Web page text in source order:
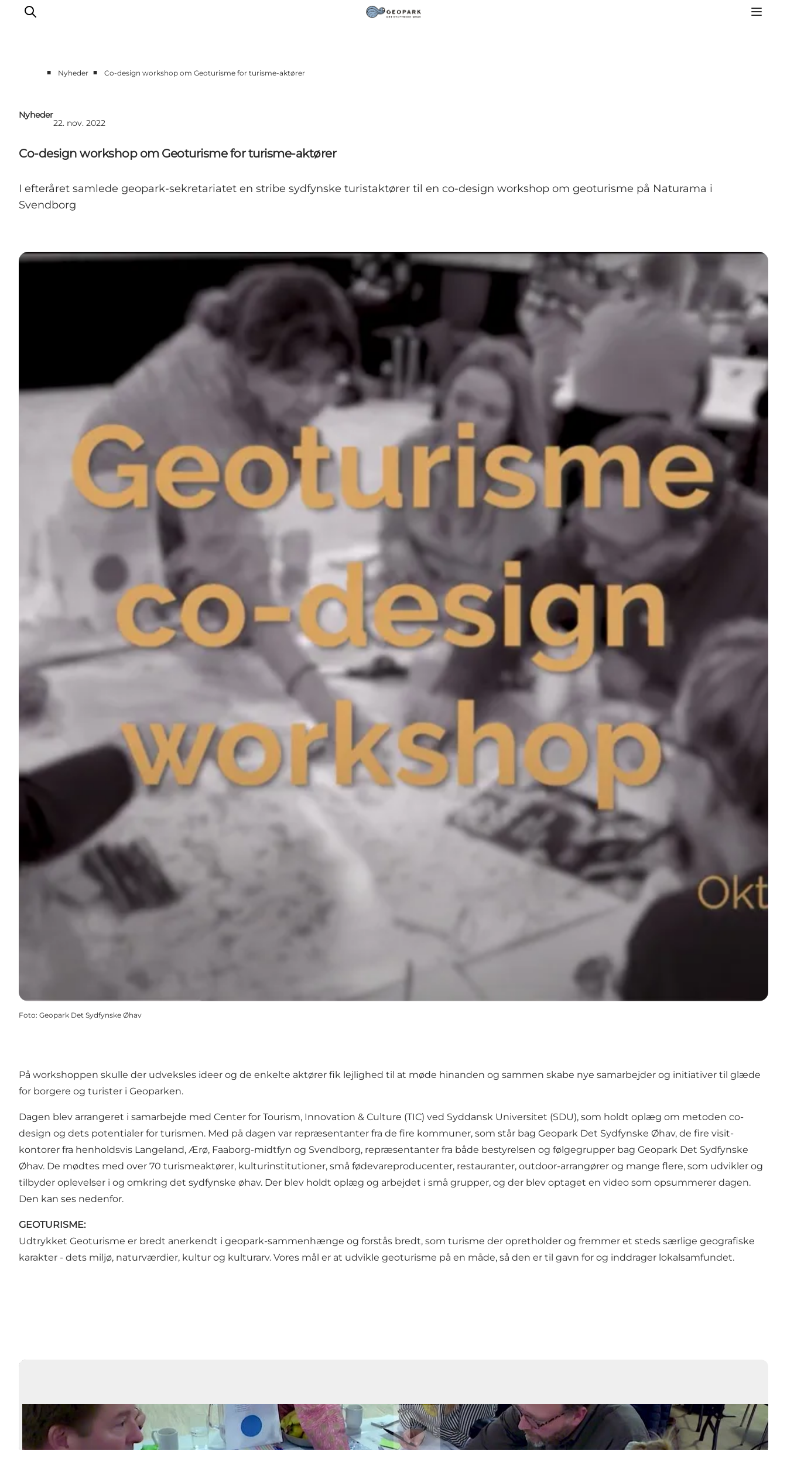
■ Nyheder ■ Co-design workshop om Geoturisme for turisme-aktører
Nyheder
22. nov. 2022
Co-design workshop om Geoturisme for turisme-aktører
I efteråret samlede geopark-sekretariatet en stribe sydfynske turistaktører til en co-design workshop om geoturisme på Naturama i
Svendborg
Foto: Geopark Det Sydfynske Øhav
På workshoppen skulle der udveksles ideer og de enkelte aktører fik lejlighed til at møde hinanden og sammen skabe nye samarbejder og initiativer til glæde
for borgere og turister i Geoparken.
Dagen blev arrangeret i samarbejde med Center for Tourism, Innovation & Culture (TIC) ved Syddansk Universitet (SDU), som holdt oplæg om metoden co-
design og dets potentialer for turismen. Med på dagen var repræsentanter fra de fire kommuner, som står bag Geopark Det Sydfynske Øhav, de fire visit-
kontorer fra henholdsvis Langeland, Ærø, Faaborg-midtfyn og Svendborg, repræsentanter fra både bestyrelsen og følgegrupper bag Geopark Det Sydfynske
Øhav. De mødtes med over 70 turismeaktører, kulturinstitutioner, små fødevareproducenter, restauranter, outdoor-arrangører og mange flere, som udvikler og
tilbyder oplevelser i og omkring det sydfynske øhav. Der blev holdt oplæg og arbejdet i små grupper, og der blev optaget en video som opsummerer dagen.
Den kan ses nedenfor.
GEOTURISME:
Udtrykket Geoturisme er bredt anerkendt i geopark-sammenhænge og forstås bredt, som turisme der opretholder og fremmer et steds særlige geografiske
karakter - dets miljø, naturværdier, kultur og kulturarv. Vores mål er at udvikle geoturisme på en måde, så den er til gavn for og inddrager lokalsamfundet.
Afspil video